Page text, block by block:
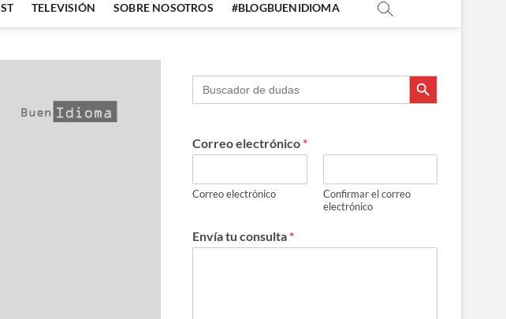
TELEVISIÓN SOBRE NOSOTROS #BLOGBUENIDIOMA
Buscar: Botón de búsqueda
Buscar: Botón de búsqueda
Correo electrónico *
Correo electrónico
Confirmar el correo
electrónico
Envía tu consulta *